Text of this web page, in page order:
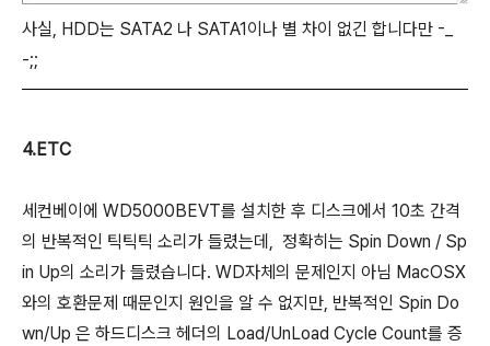
사실, HDD는 SATA2 나 SATA1이나 별 차이 없긴 합니다만 -_
-;;
4.ETC
세컨베이에 WD5000BEVT를 설치한 후 디스크에서 10초 간격
의 반복적인 틱틱틱 소리가 들렸는데, 정확히는 Spin Down / Sp
in Up의 소리가 들렸습니다. WD자체의 문제인지 아님 MacOSX
와의 호환문제 때문인지 원인을 알 수 없지만, 반복적인 Spin Do
wn/Up 은 하드디스크 헤더의 Load/UnLoad Cycle Count를 증